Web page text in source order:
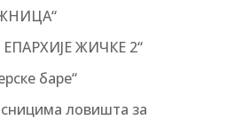
ЖИЧКЕ 2“
баре“
ловишта за